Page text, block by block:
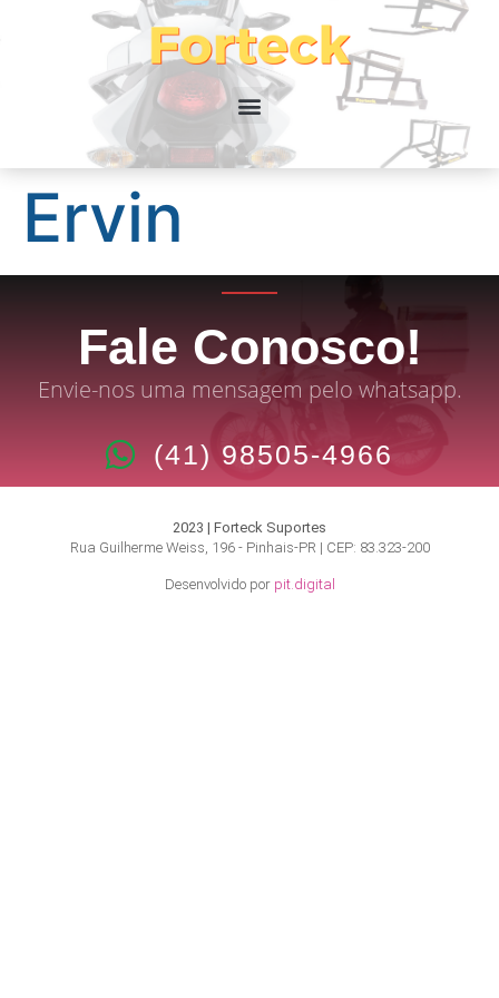
Ervin
Fale Conosco!
Envie-nos uma mensagem pelo whatsapp.
(41) 98505-4966
2023 | Forteck Suportes
Rua Guilherme Weiss, 196 - Pinhais-PR | CEP: 83.323-200
Desenvolvido por pit.digital